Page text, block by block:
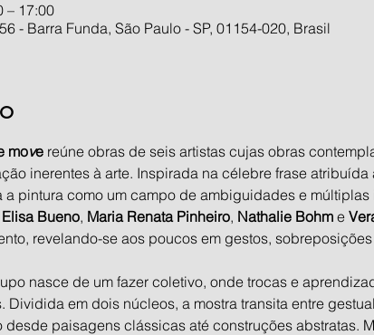
– 17:00
- Barra Funda, São Paulo - SP, 01154-020, Brasil
move reúne obras de seis artistas cujas obras
inerentes à arte. Inspirada na célebre frase
a pintura como um campo de ambiguidades e
Elisa Bueno, Maria Renata Pinheiro, Nathalie Bohm e
revelando-se aos poucos em gestos,
nasce de um fazer coletivo, onde trocas e
em dois núcleos, a mostra transita entre
paisagens clássicas até construções abstratas.